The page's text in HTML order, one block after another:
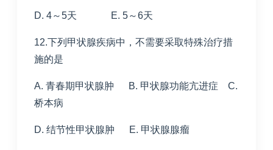
D. 4～5天 E. 5～6天
12.下列甲状腺疾病中，不需要采取特殊治疗措
施的是
A. 青春期甲状腺肿 B. 甲状腺功能亢进症 C.
桥本病
D. 结节性甲状腺肿 E. 甲状腺腺瘤